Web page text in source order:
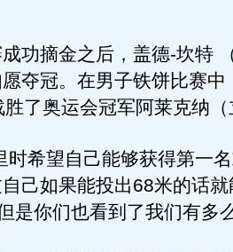
摘金之后，盖德-坎特
夺冠。在男子铁饼比赛中
了奥运会冠军阿莱克纳
希望自己能够获得第一名
己如果能投出68米的话
是你们也看到了我们有多